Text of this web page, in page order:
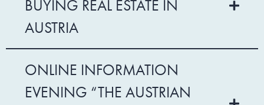
BUYING REAL ESTATE IN
AUSTRIA
ONLINE INFORMATION
EVENING “THE AUSTRIAN